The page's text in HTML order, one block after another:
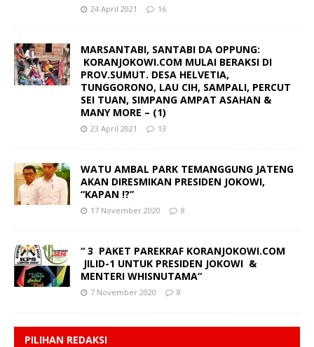
24 April 2021 16
MARSANTABI, SANTABI DA OPPUNG:
KORANJOKOWI.COM MULAI BERAKSI DI
PROV.SUMUT. DESA HELVETIA,
TUNGGORONO, LAU CIH, SAMPALI, PERCUT
SEI TUAN, SIMPANG AMPAT ASAHAN &
MANY MORE – (1)
23 April 2021 13
WATU AMBAL PARK TEMANGGUNG JATENG
AKAN DIRESMIKAN PRESIDEN JOKOWI,
“KAPAN !?”
17 November 2020 8
“ 3 PAKET PAREKRAF KORANJOKOWI.COM
JILID-1 UNTUK PRESIDEN JOKOWI &
MENTERI WHISNUTAMA“
7 November 2020 8
PILIHAN REDAKSI